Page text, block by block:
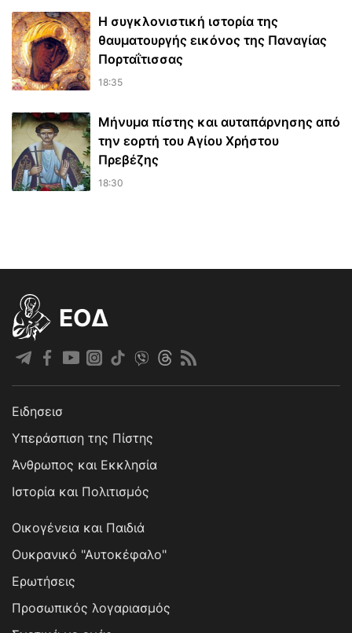
Η συγκλονιστική ιστορία της
θαυματουργής εικόνος της Παναγίας
Πορταΐτισσας
18:35
Μήνυμα πίστης και αυταπάρνησης από
την εορτή του Αγίου Χρήστου
Πρεβέζης
18:30
EOΔ
Ειδησεισ
Υπεράσπιση της Πίστης
Άνθρωπος και Εκκλησία
Ιστορία και Πολιτισμός
Οικογένεια και Παιδιά
Ουκρανικό "Αυτοκέφαλο"
Ερωτήσεις
Προσωπικός λογαριασμός